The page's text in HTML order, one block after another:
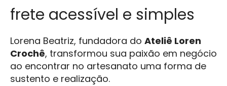
frete acessível e simples
Lorena Beatriz, fundadora do Ateliê Loren
Crochê, transformou sua paixão em negócio
ao encontrar no artesanato uma forma de
sustento e realização.